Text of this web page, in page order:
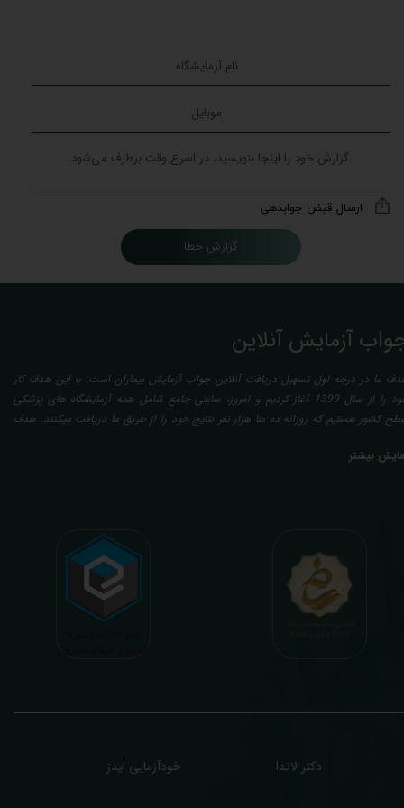
گزارش خطا
ارسال قبض جوابدهی
آزمایش آنلاین
ما در درجه اول تسهیل دریافت آنلاین جواب آزمایش بیماران است. با این هدف کار
خود را از سال 1399 آغاز کردیم و امروز، سایتی جامع شامل همه آزمایشگاه های پزشکی
کشور هستیم که روزانه ده ها هزار نفر نتایج خود را از طریق ما دریافت میکنند. هدف
با تایید و مهر پزشک متخصص) میباشد. رسالت ما در تفسیر، استخراج حداکثر
بیمه ها، افزایش تمایل افراد به انجام آزمایش (با دریافت اطلاعاتی دقیقتر، کاربردی، قابل
و شخصی سازی شده) میگردد. تا درنهایت به جامعه ای سالم تر برای تبدیل شدن به
پیشرفته (دیر و زود داره سوخت و سوز نداره...) برسیم. قابل ذکر است که جواب
آنلاین به نتایج هیچ یک از کاربران بصورت مستقیم دسترسی ندارد و موارد تفسیر نیز
با درخواست و ارسال خود کاربر انجام میگیرد و ما تابع اصول اخلاق پزشکی و حرفه ای
بیشتر
دکتر لاندا خودآزمایی ایدز